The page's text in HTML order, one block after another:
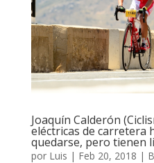
Joaquín Calderón
eléctricas de carretera
quedarse, pero tienen
por Luis | Feb 20, 2018 |